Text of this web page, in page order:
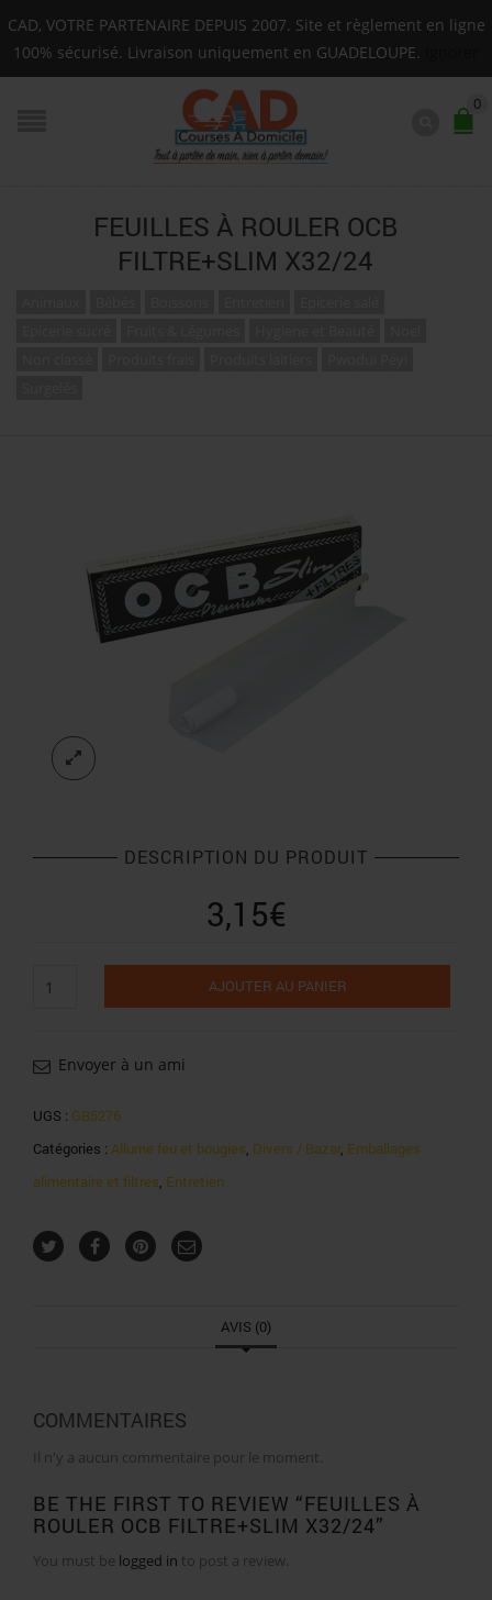
Livraison sur toute la Guadeloupe : Mardi, Jeudi,
0
FEUILLES À ROULER OCB
FILTRE+SLIM X32/24
DESCRIPTION DU PRODUIT
3,15€
de
Rouler
Filtre+Slim
X32/24
AJOUTER AU PANIER
Envoyer à un ami
UGS : GB5276
Catégories : Allume feu et bougies, Divers / Bazar, Emballages
alimentaire et filtres, Entretien
AVIS (0)
COMMENTAIRES
Il n'y a aucun commentaire pour le moment.
BE THE FIRST TO REVIEW “FEUILLES À
ROULER OCB FILTRE+SLIM X32/24”
You must be logged in to post a review.
CAD, VOTRE PARTENAIRE DEPUIS 2007. Site et règlement en ligne
100% sécurisé. Livraison uniquement en GUADELOUPE.